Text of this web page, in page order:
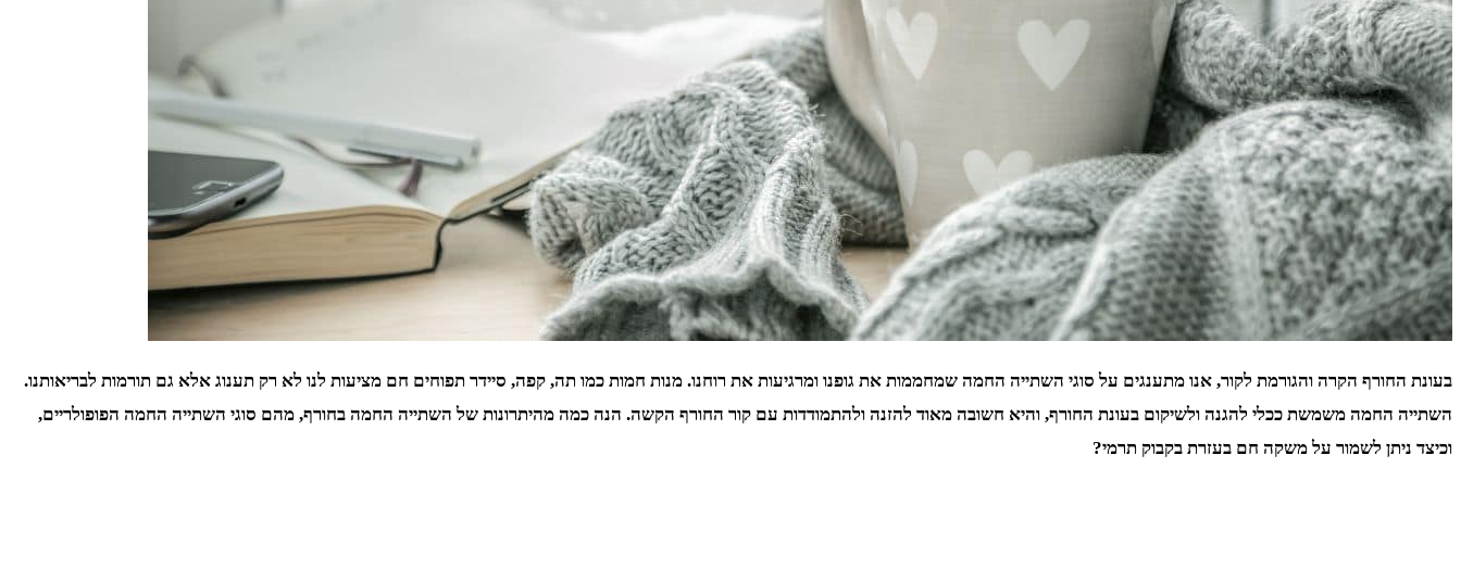
בעונת החורף הקרה והגורמת לקור, אנו מתענגים על סוגי השתייה החמה שמחממות את גופנו ומרגיעות את רוחנו. מנות חמות כמו תה, קפה, סיידר תפוחים חם מציעות לנו לא רק תענוג אלא גם תורמות לבריאותנו.
השתייה החמה משמשת ככלי להגנה ולשיקום בעונת החורף, והיא חשובה מאוד להזנה ולהתמודדות עם קור החורף הקשה. הנה כמה מהיתרונות של השתייה החמה בחורף, מהם סוגי השתייה החמה הפופולריים,
וכיצד ניתן לשמור על משקה חם בעזרת בקבוק תרמי?